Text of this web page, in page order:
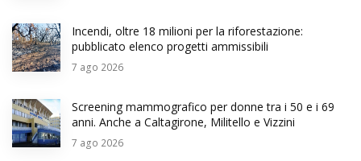
Incendi, oltre 18 milioni per la riforestazione:
pubblicato elenco progetti ammissibili
7 ago 2026
Screening mammografico per donne tra i 50 e i 69
anni. Anche a Caltagirone, Militello e Vizzini
7 ago 2026